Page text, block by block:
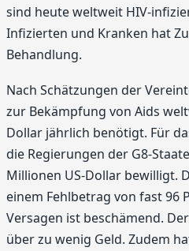
sind heute weltweit HIV-
Infizierten und Kranken hat
Behandlung.
Nach Schätzungen der
zur Bekämpfung von Aids
Dollar jährlich benötigt. Für
die Regierungen der G8-
Millionen US-Dollar bewilligt.
einem Fehlbetrag von fast 96
Versagen ist beschämend. Der
über zu wenig Geld. Zudem